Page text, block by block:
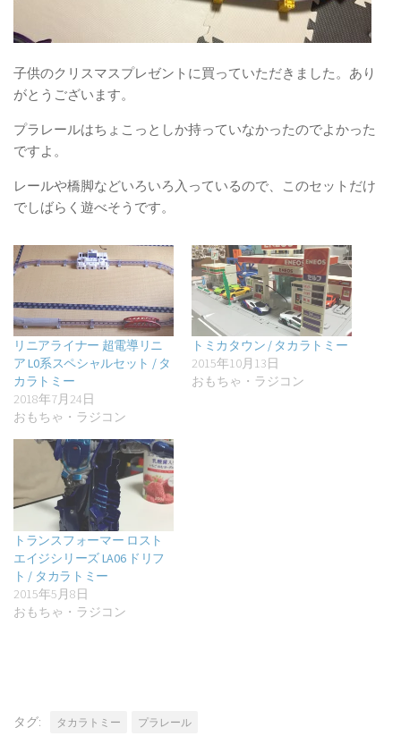
子供のクリスマスプレゼントに買っていただきました。あり
がとうございます。
プラレールはちょこっとしか持っていなかったのでよかった
ですよ。
レールや橋脚などいろいろ入っているので、このセットだけ
でしばらく遊べそうです。
リニアライナー 超電導リニ
ア L0系スペシャルセット / タ
カラトミー
2018年7月24日
おもちゃ・ラジコン
トミカタウン / タカラトミー
2015年10月13日
おもちゃ・ラジコン
トランスフォーマー ロスト
エイジシリーズ LA06 ドリフ
ト / タカラトミー
2015年5月8日
おもちゃ・ラジコン
タグ: タカラトミー プラレール